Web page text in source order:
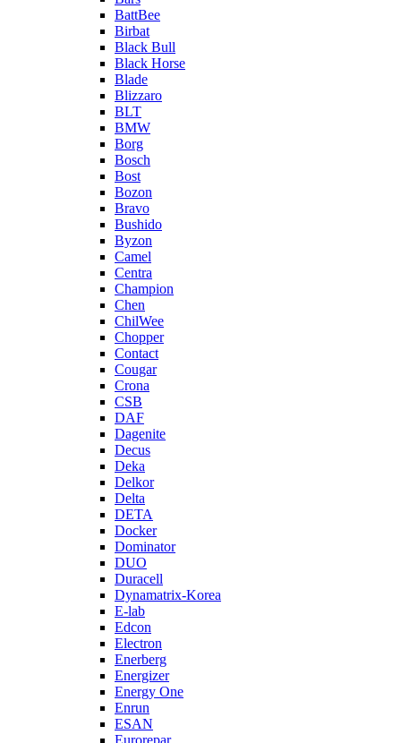
BattBee
Birbat
Black Bull
Black Horse
Blade
Blizzaro
BLT
BMW
Borg
Bosch
Bost
Bozon
Bravo
Bushido
Byzon
Camel
Centra
Champion
Chen
ChilWee
Chopper
Contact
Cougar
Crona
CSB
DAF
Dagenite
Decus
Deka
Delkor
Delta
DETA
Docker
Dominator
DUO
Duracell
Dynamatrix-Korea
E-lab
Edcon
Electron
Enerberg
Energizer
Energy One
Enrun
ESAN
Eurorepar